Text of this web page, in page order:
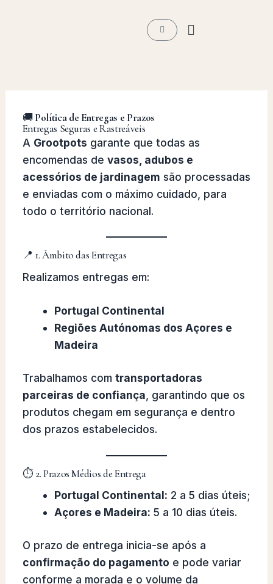
CarrinhoMenu
🚚Política de Entregas e Prazos
Entregas Seguras e Rastreáveis
A Grootpots garante que todas as
encomendas de vasos, adubos e
acessórios de jardinagem são processadas
e enviadas com o máximo cuidado, para
todo o território nacional.
📍 1. Âmbito das Entregas
Realizamos entregas em:
Portugal Continental
Regiões Autónomas dos Açores e
Madeira
Trabalhamos com transportadoras
parceiras de confiança, garantindo que os
produtos chegam em segurança e dentro
dos prazos estabelecidos.
⏱️ 2. Prazos Médios de Entrega
Portugal Continental: 2 a 5 dias úteis;
Açores e Madeira: 5 a 10 dias úteis.
O prazo de entrega inicia-se após a
confirmação do pagamento e pode variar
conforme a morada e o volume da